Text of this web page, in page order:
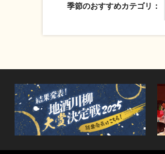
季節のおすすめカテゴリ：